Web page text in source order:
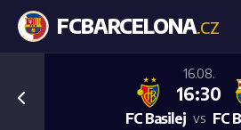
FCBARCELONA.CZ
16.08.
16:30
FC Basilej vs FC
Previous